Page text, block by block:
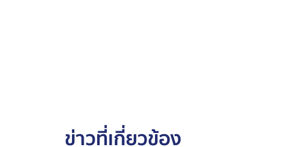
สอบสวนตามกระบวนการทางกฎหมาย และดูตาม
ข่าวที่เกี่ยวข้อง